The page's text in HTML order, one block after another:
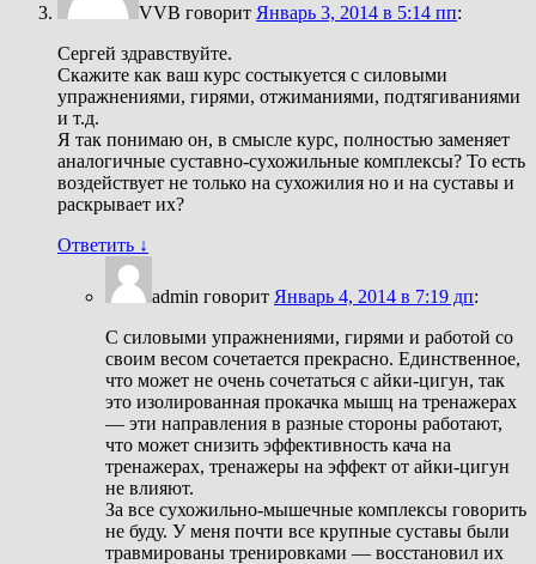
VVB говорит Январь 3, 2014 в 5:14 пп:
Сергей здравствуйте.
Скажите как ваш курс состыкуется с силовыми
упражнениями, гирями, отжиманиями, подтягиваниями
и т.д.
Я так понимаю он, в смысле курс, полностью заменяет
аналогичные суставно-сухожильные комплексы? То есть
воздействует не только на сухожилия но и на суставы и
раскрывает их?
Ответить ↓
admin говорит Январь 4, 2014 в 7:19 дп:
С силовыми упражнениями, гирями и работой со
своим весом сочетается прекрасно. Единственное,
что может не очень сочетаться с айки-цигун, так
это изолированная прокачка мышц на тренажерах
— эти направления в разные стороны работают,
что может снизить эффективность кача на
тренажерах, тренажеры на эффект от айки-цигун
не влияют.
За все сухожильно-мышечные комплексы говорить
не буду. У меня почти все крупные суставы были
травмированы тренировками — восстановил их